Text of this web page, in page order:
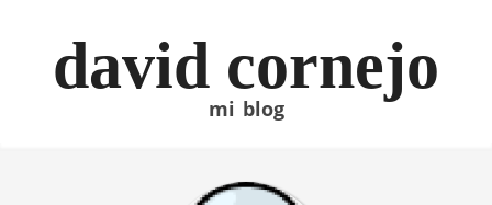
contentdavid cornejo
mi blog